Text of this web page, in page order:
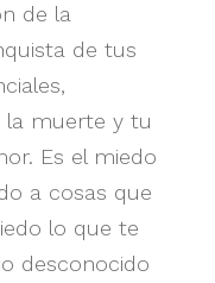
de la
de tus
la muerte y tu
Es el miedo
a cosas que
lo que te
desconocido